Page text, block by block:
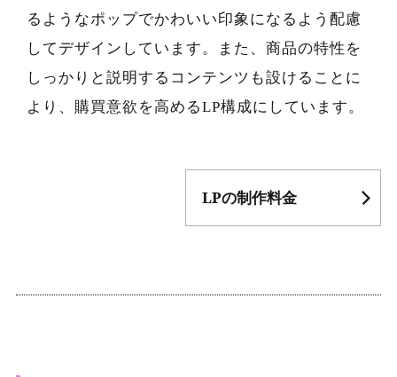
るようなポップでかわいい印象になるよう配慮
してデザインしています。また、商品の特性を
しっかりと説明するコンテンツも設けることに
より、購買意欲を高めるLP構成にしています。
LPの制作料金